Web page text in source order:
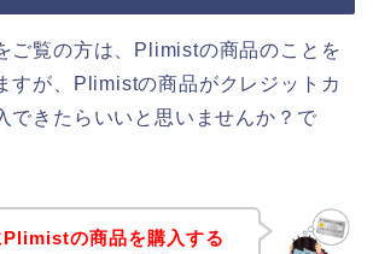
ご覧の方は、Plimistの商品のことを
すが、Plimistの商品がクレジットカ
できたらいいと思いませんか？で
Plimistの商品を購入する